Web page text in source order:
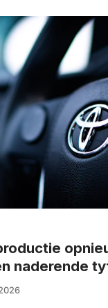
naderende